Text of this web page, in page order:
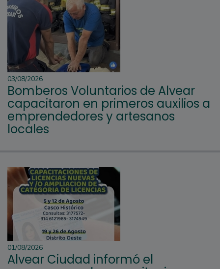
03/08/2026
Bomberos Voluntarios de Alvear
capacitaron en primeros auxilios a
emprendedores y artesanos
locales
01/08/2026
Alvear Ciudad informó el